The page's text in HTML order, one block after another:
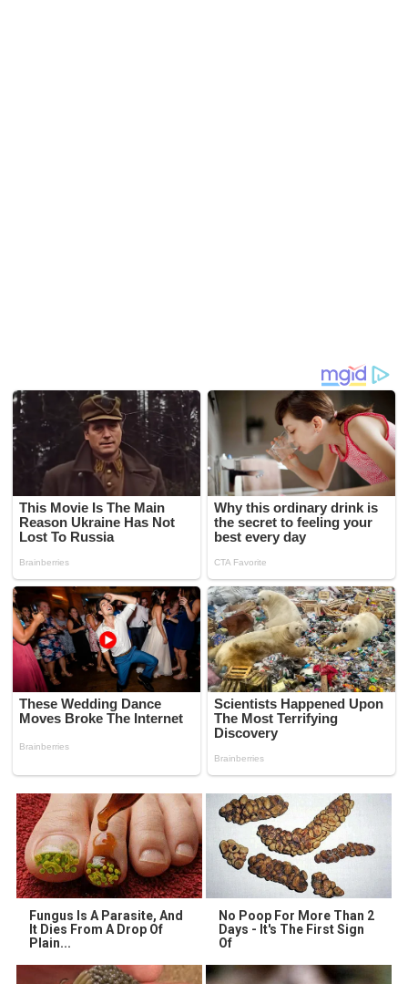
Fungus Is A Parasite, And
It Dies From A Drop Of
Plain...
No Poop For More Than 2
Days - It's The First Sign
Of